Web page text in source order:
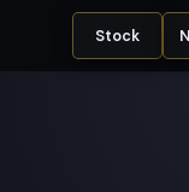
Stock